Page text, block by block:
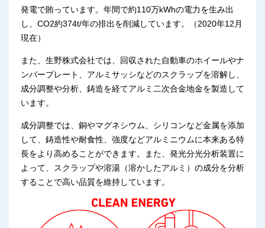
発電で賄っています。年間で約110万kWhの電力を生み出
し、CO2約374t/年の排出を削減しています。（2020年12月
現在）
また、生野株式会社では、回収された自動車のホイールやナ
ンバープレート、アルミサッシなどのスクラップを溶解し、
成分調整や分析、鋳造を経てアルミ二次合金地金を製造して
います。
成分調整では、銅やマグネシウム、シリコンなど金属を添加
して、鋳造性や耐食性、強度などアルミニウムに本来ある特
長をより高めることができます。また、発光分光分析装置に
よって、スクラップや溶湯（溶かしたアルミ）の成分を分析
することで高い品質を維持しています。